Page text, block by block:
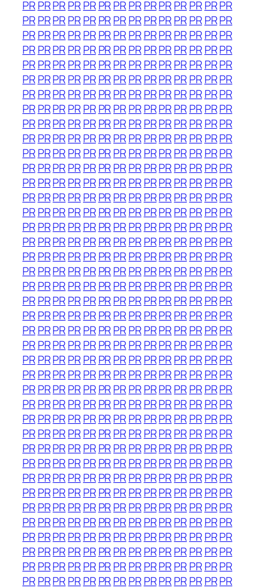
PRPRPRPRPR PRPRPRPRPRPRPR PRPR
PRPRPRPRPR PRPRPRPRPRPRPR PRPR
PRPRPRPRPR PRPRPRPRPRPRPR PRPR
PRPRPRPRPR PRPRPRPRPRPRPR PRPR
PRPRPRPRPR PRPRPRPRPRPRPR PRPR
PRPRPRPRPR PRPRPRPRPRPRPR PRPR
PRPRPRPRPR PRPRPRPRPRPRPR PRPR
PRPRPRPRPR PRPRPRPRPRPRPR PRPR
PRPRPRPRPR PRPRPRPRPRPRPR PRPR
PRPRPRPRPR PRPRPRPRPRPRPR PRPR
PRPRPRPRPR PRPRPRPRPRPRPR PRPR
PRPRPRPRPR PRPRPRPRPRPRPR PRPR
PRPRPRPRPR PRPRPRPRPRPRPR PRPR
PRPRPRPRPR PRPRPRPRPRPRPR PRPR
PRPRPRPRPR PRPRPRPRPRPRPR PRPR
PRPRPRPRPR PRPRPRPRPRPRPR PRPR
PRPRPRPRPR PRPRPRPRPRPRPR PRPR
PRPRPRPRPR PRPRPRPRPRPRPR PRPR
PRPRPRPRPR PRPRPRPRPRPRPR PRPR
PRPRPRPRPR PRPRPRPRPRPRPR PRPR
PRPRPRPRPR PRPRPRPRPRPRPR PRPR
PRPRPRPRPR PRPRPRPRPRPRPR PRPR
PRPRPRPRPR PRPRPRPRPRPRPR PRPR
PRPRPRPRPR PRPRPRPRPRPRPR PRPR
PRPRPRPRPR PRPRPRPRPRPRPR PRPR
PRPRPRPRPR PRPRPRPRPRPRPR PRPR
PRPRPRPRPR PRPRPRPRPRPRPR PRPR
PRPRPRPRPR PRPRPRPRPRPRPR PRPR
PRPRPRPRPR PRPRPRPRPRPRPR PRPR
PRPRPRPRPR PRPRPRPRPRPRPR PRPR
PRPRPRPRPR PRPRPRPRPRPRPR PRPR
PRPRPRPRPR PRPRPRPRPRPRPR PRPR
PRPRPRPRPR PRPRPRPRPRPRPR PRPR
PRPRPRPRPR PRPRPRPRPRPRPR PRPR
PRPRPRPRPR PRPRPRPRPRPRPR PRPR
PRPRPRPRPR PRPRPRPRPRPRPR PRPR
PRPRPRPRPR PRPRPRPRPRPRPR PRPR
PRPRPRPRPR PRPRPRPRPRPRPR PRPR
PRPRPRPRPR PRPRPRPRPRPRPR PRPR
PRPRPRPRPR PRPRPRPRPRPRPR PRPR